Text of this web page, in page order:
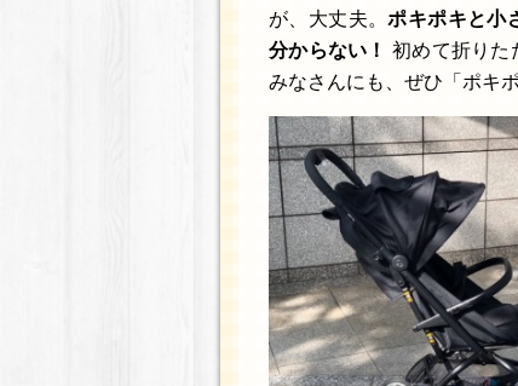
が、大丈夫。ポキポキと小
分からない！
初めて折りた
みなさんにも、ぜひ「ポキ